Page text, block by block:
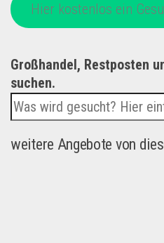
Hier kostenlos ein
Großhandel, Restposten
suchen.
weitere Angebote von